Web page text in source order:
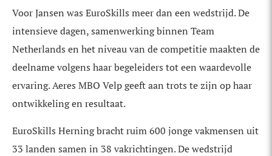
Voor Jansen was EuroSkills meer dan een wedstrijd. De
intensieve dagen, samenwerking binnen Team
Netherlands en het niveau van de competitie maakten de
deelname volgens haar begeleiders tot een waardevolle
ervaring. Aeres MBO Velp geeft aan trots te zijn op haar
ontwikkeling en resultaat.
EuroSkills Herning bracht ruim 600 jonge vakmensen uit
33 landen samen in 38 vakrichtingen. De wedstrijd